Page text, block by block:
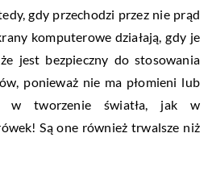
gdy przechodzi przez nie prąd
komputerowe działają, gdy je
jest bezpieczny do stosowania
ponieważ nie ma płomieni lub
w tworzenie światła, jak w
Są one również trwalsze niż